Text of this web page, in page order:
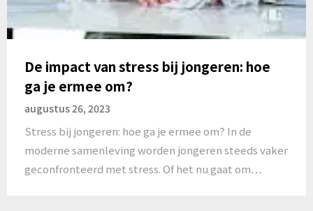
De impact van stress bij jongeren: hoe
ga je ermee om?
augustus 26, 2023
Stress bij jongeren: hoe ga je ermee om? In de
moderne samenleving worden jongeren steeds vaker
geconfronteerd met stress. Of het nu gaat om…